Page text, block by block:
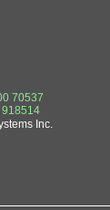
70537
Inc.